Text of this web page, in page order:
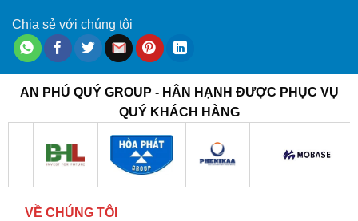
Chia sẻ với chúng tôi
AN PHÚ QUÝ GROUP - HÂN HẠNH ĐƯỢC PHỤC VỤ
QUÝ KHÁCH HÀNG
VỀ CHÚNG TÔI